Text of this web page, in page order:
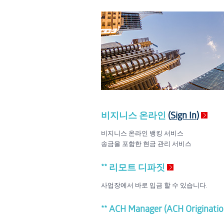
비지니스 온라인 (Sign In)
비지니스 온라인 뱅킹 서비스
송금을 포함한 현금 관리 서비스
** 리모트 디파짓
사업장에서 바로 입금 할 수 있습니다.
** ACH Manager (ACH